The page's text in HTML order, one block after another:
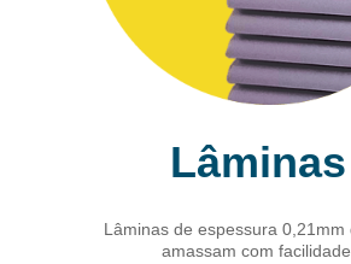
Lâminas
Lâminas de espessura 0,21mm
amassam com